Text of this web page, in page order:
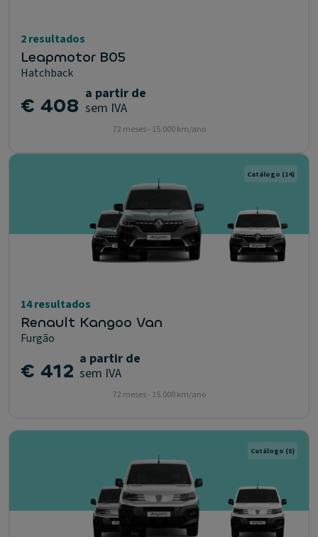
2 resultados
Leapmotor B05
Hatchback
€ 408 a partir de
sem IVA
72 meses - 15.000 km/ano
Catálogo (14)
14 resultados
Renault Kangoo Van
Furgão
€ 412 a partir de
sem IVA
72 meses - 15.000 km/ano
Catálogo (8)